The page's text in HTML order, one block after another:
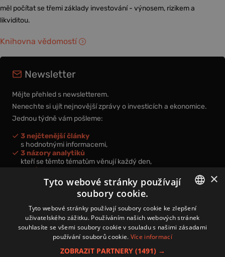
měl počítat se třemi základy investování - výnosem, rizikem a
likviditou.
Knihovna vědomostí
Newsletter
Mějte přehled s newsletterem.
Nenechte si ujít nejnovější zprávy o investicích a ekonomice.
Jednou týdně vám pošleme:
3 nejčtenější články
s hodnotnými informacemi,
3 názory analytiků
kteří se těmto tématům věnují každý den,
nová videa a podcasty
k prohloubení vašich znalostí.
Přihlášením k newsletteru vyjadřujete svůj souhlas spodmínkami
zpracování osobních údajů.
CZECH
×
Tyto webové stránky používají
soubory cookie.
Tyto webové stránky používají soubory cookie ke zlepšení
uživatelského zážitku. Používáním našich webových stránek
souhlasíte se všemi soubory cookie v souladu s našimi zásadami
používání souborů cookie. Více informací
ZOBRAZIT PARTNERY (1491) →